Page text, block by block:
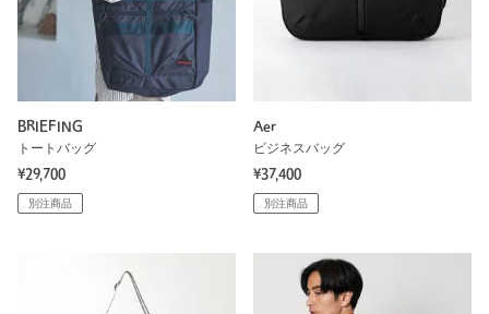
BRIEFING
トートバッグ
¥29,700
別注商品
Aer
ビジネスバッグ
¥37,400
別注商品